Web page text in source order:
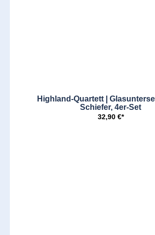
Highland-Quartett |
Schiefer, 4er-Set
32,90 €*